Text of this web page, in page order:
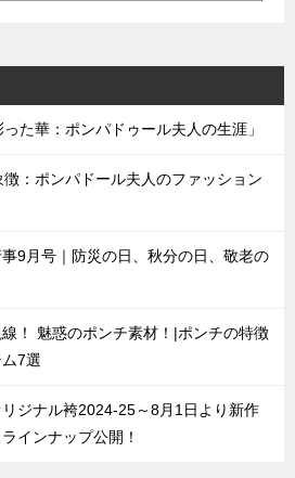
った華：ポンパドゥール夫人の生涯」
徴：ポンパドール夫人のファッション
9月号｜防災の日、秋分の日、敬老の
！ 魅惑のポンチ素材！|ポンチの特徴
7選
ジナル袴2024-25～8月1日より新作
インナップ公開！